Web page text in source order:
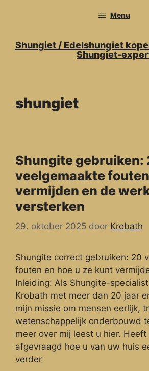
inhoud
Menu
Shungiet / Edelshungiet
Shungiet-
shungiet
Shungite gebruiken:
veelgemaakte fouten
vermijden en de
versterken
29. oktober 2025 door Krobath
Shungite correct gebruiken: 20
fouten en hoe u ze kunt
Inleiding: Als Shungite-
Krobath met meer dan 20 jaar
mijn missie om mensen eerlijk,
wetenschappelijk onderbouwd
meer over mij leest u hier.
afgevraagd hoe u van uw huis
verder